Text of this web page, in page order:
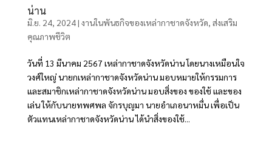
น่าน
มิ.ย. 24, 2024| งานในพันธกิจของเหล่ากาชาดจังหวัด, ส่งเสริม
คุณภาพชีวิต
วันที่ 13 มีนาคม 2567 เหล่ากาชาดจังหวัดน่าน โดยนางเหมือนใจ
วงศ์ใหญ่ นายกเหล่ากาชาดจังหวัดน่าน มอบหมายให้กรรมการ
และสมาชิกเหล่ากาชาดจังหวัดน่าน มอบสิ่งของ ของใช้ และของ
เล่น ให้กับนายทพศพล จักรบุญมา นายอำเภอนาหมื่น เพื่อเป็น
ตัวแทนเหล่ากาชาดจังหวัดน่าน ได้นำสิ่งของใช้...